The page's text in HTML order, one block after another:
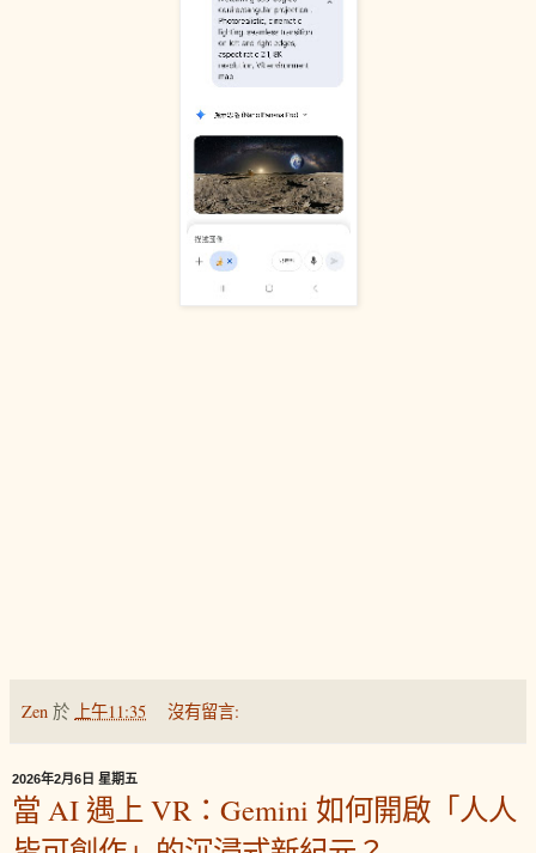
Zen 於 上午11:35 沒有留言:
2026年2月6日 星期五
當 AI 遇上 VR：Gemini 如何開啟「人人